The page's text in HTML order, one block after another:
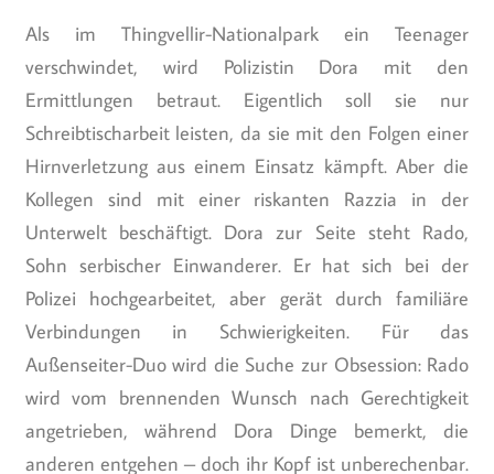
Als im Thingvellir-Nationalpark ein Teenager
verschwindet, wird Polizistin Dora mit den
Ermittlungen betraut. Eigentlich soll sie nur
Schreibtischarbeit leisten, da sie mit den Folgen einer
Hirnverletzung aus einem Einsatz kämpft. Aber die
Kollegen sind mit einer riskanten Razzia in der
Unterwelt beschäftigt. Dora zur Seite steht Rado,
Sohn serbischer Einwanderer. Er hat sich bei der
Polizei hochgearbeitet, aber gerät durch familiäre
Verbindungen in Schwierigkeiten. Für das
Außenseiter-Duo wird die Suche zur Obsession: Rado
wird vom brennenden Wunsch nach Gerechtigkeit
angetrieben, während Dora Dinge bemerkt, die
anderen entgehen – doch ihr Kopf ist unberechenbar.